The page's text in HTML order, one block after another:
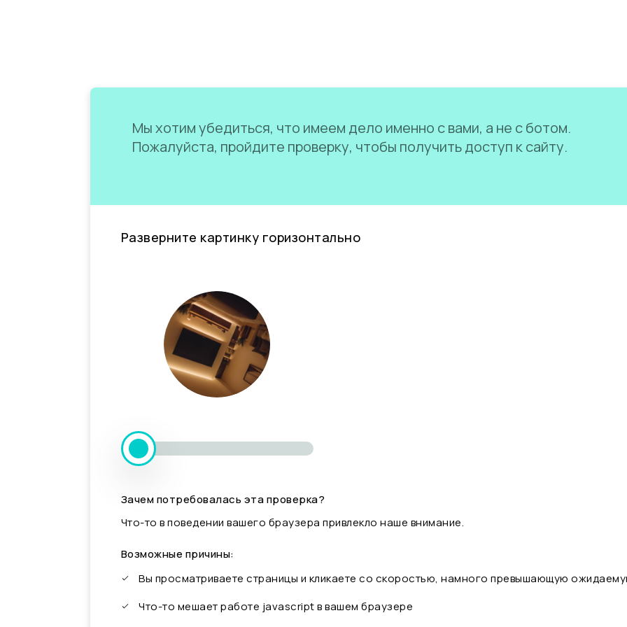
Мы хотим убедиться, что имеем дело именно с вами, а не с ботом.
Пожалуйста, пройдите проверку, чтобы получить доступ к сайту.
Разверните картинку горизонтально
Зачем потребовалась эта проверка?
Что-то в поведении вашего браузера привлекло наше внимание.
Возможные причины:
Вы просматриваете страницы и кликаете со скоростью, намного превышающую
Что-то мешает работе javascript в вашем браузере